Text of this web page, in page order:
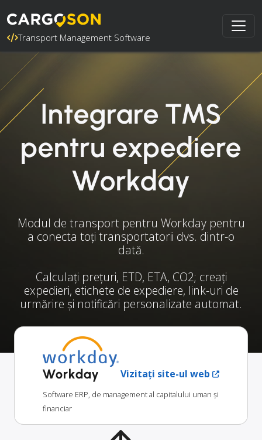
Transport Management Software
Integrare TMS
pentru expediere
Workday
Modul de transport pentru Workday pentru
a conecta toți transportatorii dvs. dintr-o
dată.
Calculați prețuri, ETD, ETA, CO2; creați
expedieri, etichete de expediere, link-uri de
urmărire și notificări personalizate automat.
Workday Vizitați site-ul web
Software ERP, de management al capitalului uman și
financiar